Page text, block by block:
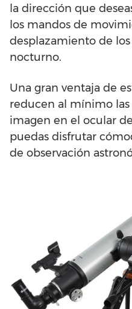
la dirección que
los mandos de
desplazamiento de
nocturno.
Una gran ventaja de
reducen al mínimo las
imagen en el ocular
puedas disfrutar
de observación